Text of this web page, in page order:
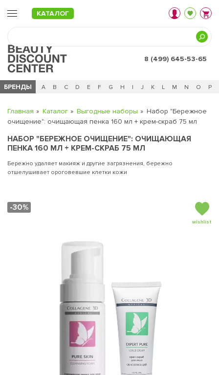
КАТАЛОГ
8 (499) 645-53-65
БРЕНДЫ
Ч 0 - 9 A B C D E F G H I J K L M N O P
Главная Каталог Выгодные наборы
Набор "Бережное
очищение": очищающая пенка 160 мл + крем-скраб 75 мл
НАБОР "БЕРЕЖНОЕ ОЧИЩЕНИЕ": ОЧИЩАЮЩАЯ
ПЕНКА 160 МЛ + КРЕМ-СКРАБ 75 МЛ
Бережно удаляет макияж и другие загрязнения, бережно
отшелушивает ороговевшие клетки кожи
-30%
wishlist